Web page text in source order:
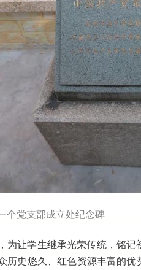
个党支部成立处纪念碑
为让学生继承光荣传统，铭
历史悠久、红色资源丰富的